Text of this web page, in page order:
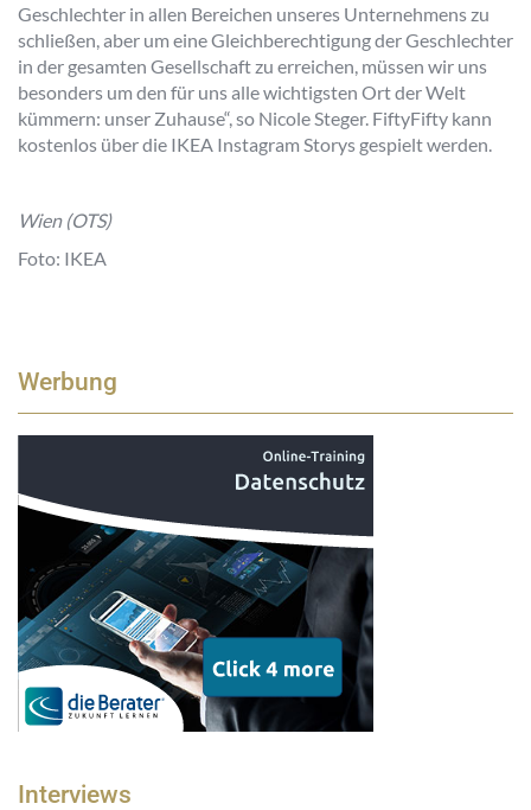
Geschlechter in allen Bereichen unseres Unternehmens zu
schließen, aber um eine Gleichberechtigung der Geschlechter
in der gesamten Gesellschaft zu erreichen, müssen wir uns
besonders um den für uns alle wichtigsten Ort der Welt
kümmern: unser Zuhause“, so Nicole Steger. FiftyFifty kann
kostenlos über die IKEA Instagram Storys gespielt werden.
Wien (OTS)
Foto: IKEA
Werbung
Interviews